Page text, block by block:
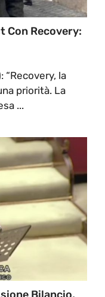
Con Recovery:
“Recovery, la
priorità. La
...